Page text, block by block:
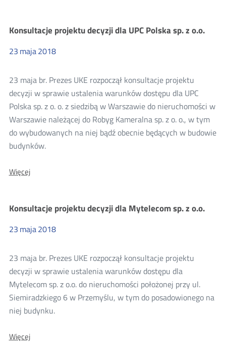
dla
KOL-
NET
spółka
Kinga
Wolska,
Marta
Wykpisz
w
Kole
Konsultacje projektu decyzji dla UPC Polska sp. z o.o.
23 maja2018
23 maja br. Prezes UKE rozpoczął konsultacje projektu
decyzji w sprawie ustalenia warunków dostępu dla UPC
Polska sp. z o. o. z siedzibą w Warszawie do nieruchomości w
Warszawie należącej do Robyg Kameralna sp. z o. o., w tym
do wybudowanych na niej bądź obecnie będących w budowie
budynków.
WięcejO:
dla
Polska
sp.
o.o.
Konsultacje projektu decyzji dla Mytelecom sp. z o.o.
23 maja2018
23 maja br. Prezes UKE rozpoczął konsultacje projektu
decyzji w sprawie ustalenia warunków dostępu dla
Mytelecom sp. z o.o. do nieruchomości położonej przy ul.
Siemiradzkiego 6 w Przemyślu, w tym do posadowionego na
niej budynku.
WięcejO: